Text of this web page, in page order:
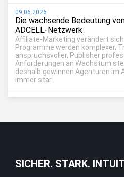
09.06.2026
Die wachsende Bedeutung
ADCELL-Netzwerk
Affiliate-Marketing verändert
Programme werden komplexer,
anspruchsvoller, Publisher
Anforderungen an Wachstum
deshalb gewinnen Agenturen im
immer stär...
SICHER. STARK.